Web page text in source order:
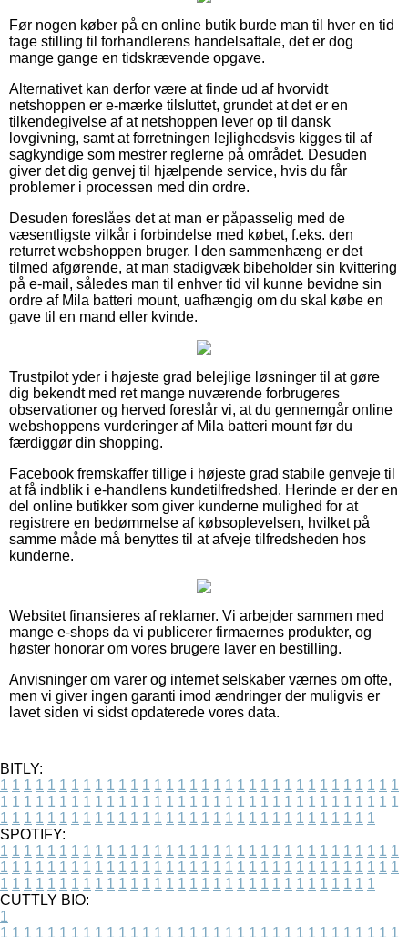
Før nogen køber på en online butik burde man til hver en tid
tage stilling til forhandlerens handelsaftale, det er dog
mange gange en tidskrævende opgave.
Alternativet kan derfor være at finde ud af hvorvidt
netshoppen er e-mærke tilsluttet, grundet at det er en
tilkendegivelse af at netshoppen lever op til dansk
lovgivning, samt at forretningen lejlighedsvis kigges til af
sagkyndige som mestrer reglerne på området. Desuden
giver det dig genvej til hjælpende service, hvis du får
problemer i processen med din ordre.
Desuden foreslåes det at man er påpasselig med de
væsentligste vilkår i forbindelse med købet, f.eks. den
returret webshoppen bruger. I den sammenhæng er det
tilmed afgørende, at man stadigvæk bibeholder sin kvittering
på e-mail, således man til enhver tid vil kunne bevidne sin
ordre af Mila batteri mount, uafhængig om du skal købe en
gave til en mand eller kvinde.
Trustpilot yder i højeste grad belejlige løsninger til at gøre
dig bekendt med ret mange nuværende forbrugeres
observationer og herved foreslår vi, at du gennemgår online
webshoppens vurderinger af Mila batteri mount før du
færdiggør din shopping.
Facebook fremskaffer tillige i højeste grad stabile genveje til
at få indblik i e-handlens kundetilfredshed. Herinde er der en
del online butikker som giver kunderne mulighed for at
registrere en bedømmelse af købsoplevelsen, hvilket på
samme måde må benyttes til at afveje tilfredsheden hos
kunderne.
Websitet finansieres af reklamer. Vi arbejder sammen med
mange e-shops da vi publicerer firmaernes produkter, og
høster honorar om vores brugere laver en bestilling.
Anvisninger om varer og internet selskaber værnes om ofte,
men vi giver ingen garanti imod ændringer der muligvis er
lavet siden vi sidst opdaterede vores data.
BITLY:
1 1 1 1 1 1 1 1 1 1 1 1 1 1 1 1 1 1 1 1 1 1 1 1 1 1 1 1 1 1 1 1 1 1
1 1 1 1 1 1 1 1 1 1 1 1 1 1 1 1 1 1 1 1 1 1 1 1 1 1 1 1 1 1 1 1 1 1
1 1 1 1 1 1 1 1 1 1 1 1 1 1 1 1 1 1 1 1 1 1 1 1 1 1 1 1 1 1 1 1
SPOTIFY:
1 1 1 1 1 1 1 1 1 1 1 1 1 1 1 1 1 1 1 1 1 1 1 1 1 1 1 1 1 1 1 1 1 1
1 1 1 1 1 1 1 1 1 1 1 1 1 1 1 1 1 1 1 1 1 1 1 1 1 1 1 1 1 1 1 1 1 1
1 1 1 1 1 1 1 1 1 1 1 1 1 1 1 1 1 1 1 1 1 1 1 1 1 1 1 1 1 1 1 1
CUTTLY BIO:
1
1 1 1 1 1 1 1 1 1 1 1 1 1 1 1 1 1 1 1 1 1 1 1 1 1 1 1 1 1 1 1 1 1 1